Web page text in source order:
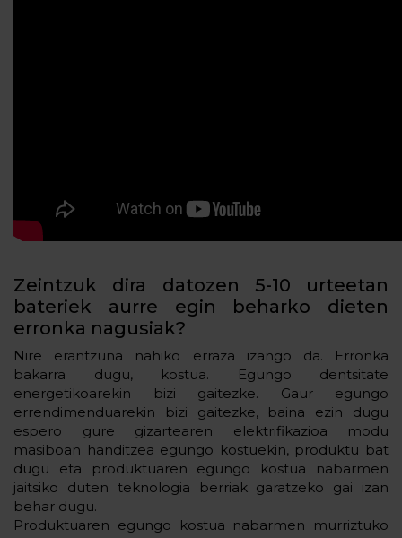
Zeintzuk dira datozen 5-10 urteetan
bateriek aurre egin beharko dieten
erronka nagusiak?
Nire erantzuna nahiko erraza izango da. Erronka
bakarra dugu, kostua. Egungo dentsitate
energetikoarekin bizi gaitezke. Gaur egungo
errendimenduarekin bizi gaitezke, baina ezin dugu
espero gure gizartearen elektrifikazioa modu
masiboan handitzea egungo kostuekin, produktu bat
dugu eta produktuaren egungo kostua nabarmen
jaitsiko duten teknologia berriak garatzeko gai izan
behar dugu.
Produktuaren egungo kostua nabarmen murriztuko